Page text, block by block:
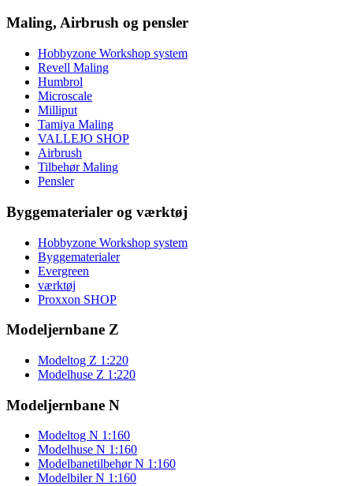
Maling, Airbrush og pensler
Hobbyzone Workshop system
Revell Maling
Humbrol
Microscale
Milliput
Tamiya Maling
VALLEJO SHOP
Airbrush
Tilbehør Maling
Pensler
Byggematerialer og værktøj
Hobbyzone Workshop system
Byggematerialer
Evergreen
værktøj
Proxxon SHOP
Modeljernbane Z
Modeltog Z 1:220
Modelhuse Z 1:220
Modeljernbane N
Modeltog N 1:160
Modelhuse N 1:160
Modelbanetilbehør N 1:160
Modelbiler N 1:160